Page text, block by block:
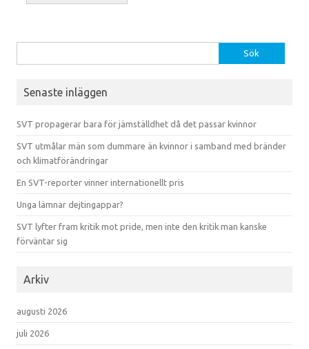
Senaste inläggen
SVT propagerar bara för jämställdhet då det passar kvinnor
SVT utmålar män som dummare än kvinnor i samband med bränder
och klimatförändringar
En SVT-reporter vinner internationellt pris
Unga lämnar dejtingappar?
SVT lyfter fram kritik mot pride, men inte den kritik man kanske
förväntar sig
Arkiv
augusti 2026
juli 2026